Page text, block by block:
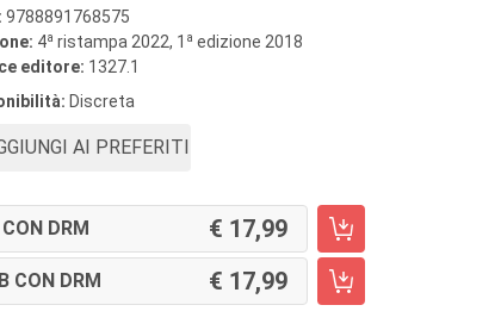
9788891768575
4a ristampa 2022, 1 a edizione 2018
editore: 1327.1
Discreta
AI PREFERITI
DRM 17,99
CON DRM 17,99